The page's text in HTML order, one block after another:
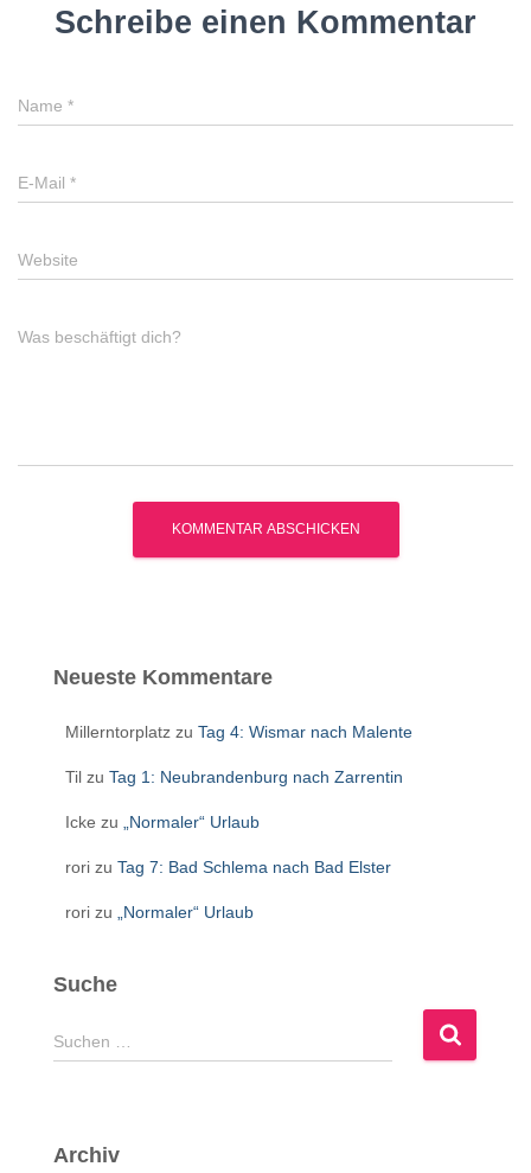
Schreibe einen Kommentar
Name *
E-Mail *
Website
Was beschäftigt dich?
Neueste Kommentare
Millerntorplatz zu Tag 4: Wismar nach Malente
Til zu Tag 1: Neubrandenburg nach Zarrentin
Icke zu „Normaler“ Urlaub
rori zu Tag 7: Bad Schlema nach Bad Elster
rori zu „Normaler“ Urlaub
Suche
S
u
n
Suchen …
Archiv